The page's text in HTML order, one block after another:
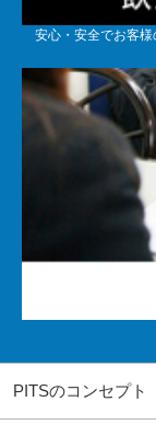
安心・安全でお客
PITSのコンセプト